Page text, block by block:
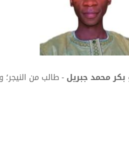
بكر محمد جبريل- طالب من